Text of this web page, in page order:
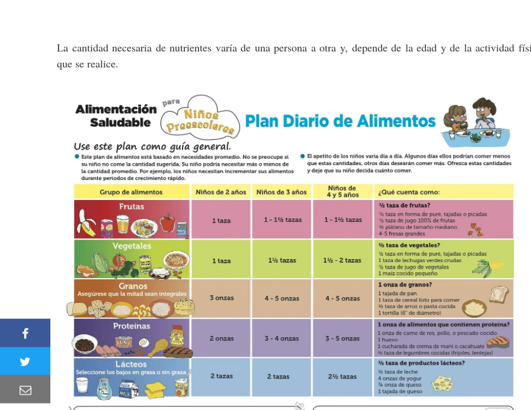
La cantidad necesaria de nutrientes varía de una persona a otra y, depende de la edad y de la actividad
que se realice.